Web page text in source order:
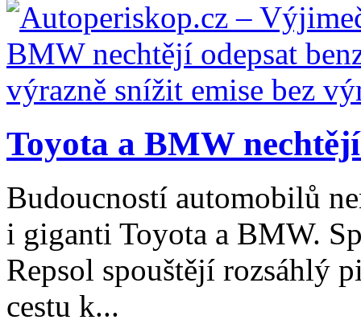
Toyota a BMW
Budoucností automobilů
i giganti Toyota a BMW.
Repsol spouštějí rozsáhlý
cestu k...